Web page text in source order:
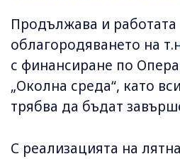
Продължава и работата
облагородяването на
с финансиране по
„Околна среда“, като
трябва да бъдат
С реализацията на